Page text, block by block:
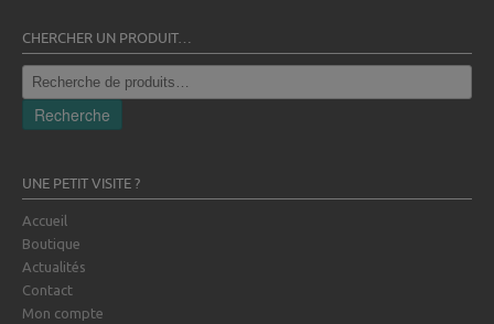
CHERCHER UN PRODUIT…
Recherche
pour :
Recherche
UNE PETIT VISITE ?
Accueil
Boutique
Actualités
Contact
Mon compte